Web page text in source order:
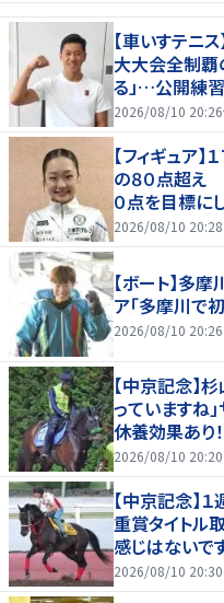
【車いすテニ
大大会全制覇
る」…公開練
2026/08/10 20:26
【フィギュア
の８０点超え
０点を目標に
2026/08/10 20:28
【ボート】多
ア「多摩川で
2026/08/10 20:26
【中京記念】
っていますね
休養効果あり！
2026/08/10 20:20
【中京記念】
重賞タイトル
感じはないで
2026/08/10 20:30